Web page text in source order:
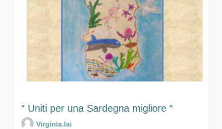
“ Uniti per una Sardegna migliore “
Virginia.lai